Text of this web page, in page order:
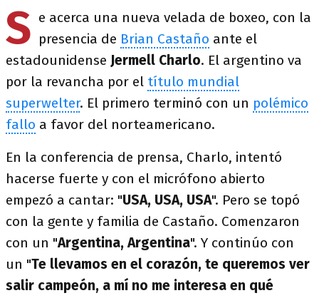
S e acerca una nueva velada de boxeo, con la
presencia de Brian Castaño ante el
estadounidense Jermell Charlo. El argentino va
por la revancha por el título mundial
superwelter. El primero terminó con un polémico
fallo a favor del norteamericano.
En la conferencia de prensa, Charlo, intentó
hacerse fuerte y con el micrófono abierto
empezó a cantar: "USA, USA, USA". Pero se topó
con la gente y familia de Castaño. Comenzaron
con un "Argentina, Argentina". Y continúo con
un "Te llevamos en el corazón, te queremos ver
salir campeón, a mí no me interesa en qué